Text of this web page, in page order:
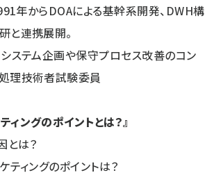
年からDOAによる基幹系開発、DWH構
と連携展開。
ステム企画や保守プロセス改善のコン
理技術者試験委員
ングのポイントとは？』
とは？
ィングのポイントは？